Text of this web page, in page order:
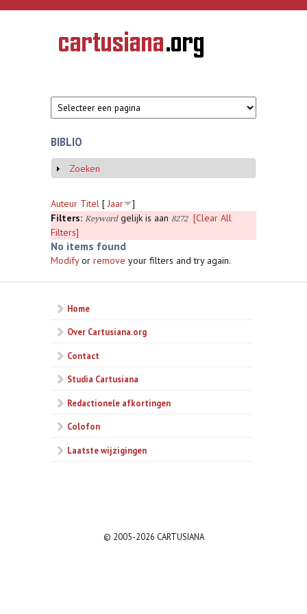
Overslaan en naar de inhoud gaan
CARTUSIANA
Geschiedenis
van de
BIBLIO
Weergeven
Zoeken
Auteur Titel [ Jaar
]
Filters: Keywordgelijk is aan 8272
[Clear All
Filters]
No items found
Modifyor remove your filters and try again.
Home
Over Cartusiana.org
Contact
Studia Cartusiana
Redactionele afkortingen
Colofon
Laatste wijzigingen
© 2005-2026 CARTUSIANA